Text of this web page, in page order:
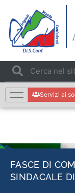
Servizi ai
FASCE DI
SINDACALE